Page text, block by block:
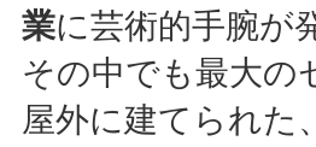
業に芸術的手腕が
その中でも最大の
屋外に建てられた、